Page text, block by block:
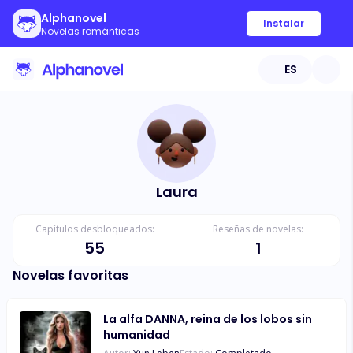
Alphanovel
Novelas románticas
Instalar
ES
Laura
Capítulos desbloqueados:
55
Reseñas de novelas:
1
Novelas favoritas
La alfa DANNA, reina de los lobos sin
humanidad